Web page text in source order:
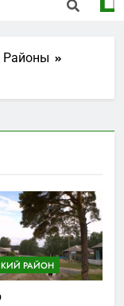
Районы
РАЙОН